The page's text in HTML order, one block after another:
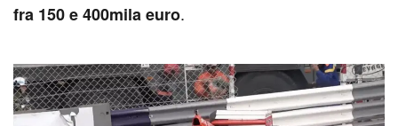
fra 150 e 400mila euro.